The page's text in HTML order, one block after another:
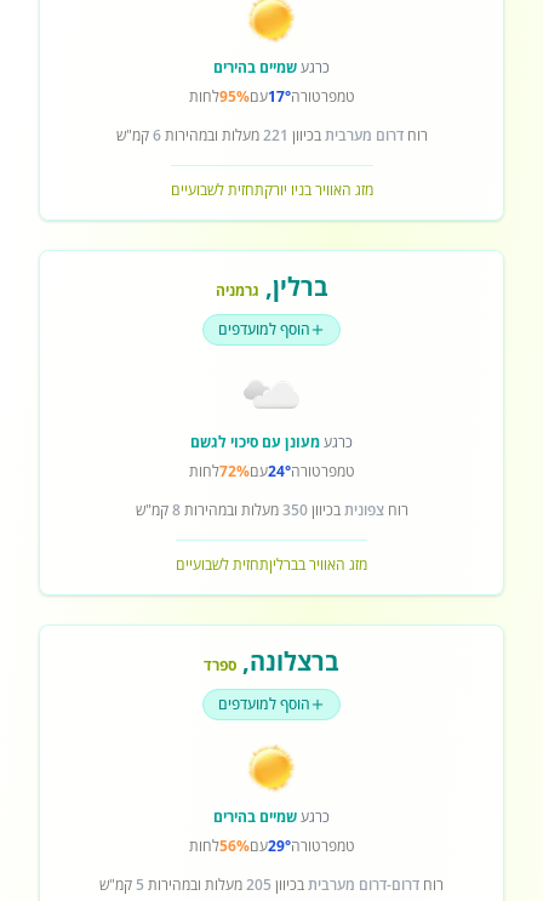
כרגעשמיים בהירים
טמפרטורה17°עם95%לחות
רוחדרום מערביתבכיוון 221מעלות ובמהירות6קמ"ש
מזג האוויר בניו יורקתחזית לשבועיים
ברלין, גרמניה
הוסף למועדפים
כרגעמעונן עם סיכוי לגשם
טמפרטורה24°עם72%לחות
רוחצפוניתבכיוון350מעלות ובמהירות8קמ"ש
מזג האוויר בברליןתחזית לשבועיים
ברצלונה, ספרד
הוסף למועדפים
כרגעשמיים בהירים
טמפרטורה29°עם56%לחות
רוח דרום-דרום מערביתבכיוון 205מעלות ובמהירות 5 קמ"ש